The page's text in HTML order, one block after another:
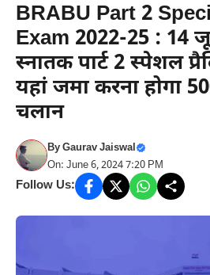
BRABU Part 2
Exam 2022-25 : 14
स्नातक पार्ट 2 स्पेशल
यहां जमा करना होगा
चलान
ByGaurav Jaiswal
On: June 6, 2024 7:20 PM
Follow Us: